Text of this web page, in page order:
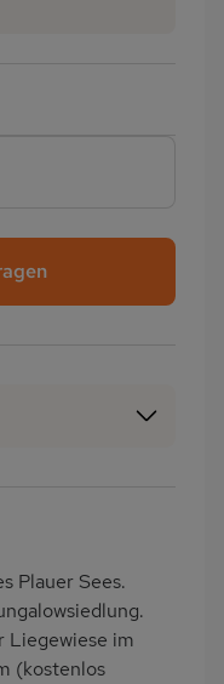
(4 Kochfelder)
Plauer Sees.
Liegewiese im
(kostenlos